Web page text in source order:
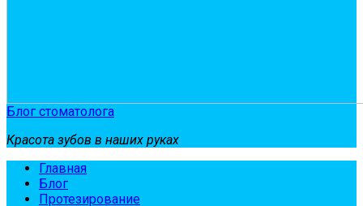
Блог стоматолога
Красота зубов в наших руках
Главная
Блог
Протезирование